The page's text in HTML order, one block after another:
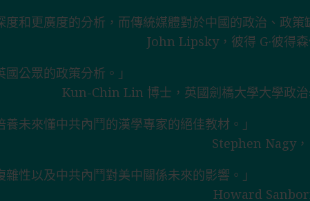
度和更廣度的分析，而傳統媒體對於中國的政治、政策
John Lipsky，彼得 G·彼得
公眾的政策分析。」
Kun-Chin Lin 博士，英國劍橋大學大學政
未來懂中共內鬥的漢學專家的絕佳教材。」
Stephen Nagy
性以及中共內鬥對美中關係未來的影響。」
Howard